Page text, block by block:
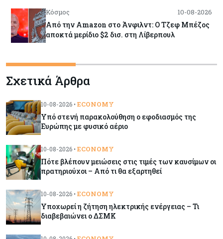
Κόσμος 10-08-2026
Από την Amazon στο Άνφιλντ: Ο Τζεφ Μπέζος
αποκτά μερίδιο $2 δισ. στη Λίβερπουλ
Ενέργεια 10-08-2026
Πότε βλέπουν μειώσεις στις τιμές των
καυσίμων οι πρατηριούχοι – Από τι θα εξαρτηθεί
Κύπρος 10-08-2026
Με το πόδι στο γκάζι οι άδειες οικοδομής -
Κόσμος
Έλον Μασκ και το μέλλον της Tesla
Σχετικά Άρθρα
10-08-2026 • ECONOMY
Υπό στενή παρακολούθηση ο εφοδιασμός της
Ευρώπης με φυσικό αέριο
10-08-2026 • ECONOMY
Πότε βλέπουν μειώσεις στις τιμές των καυσίμων οι
πρατηριούχοι – Από τι θα εξαρτηθεί
10-08-2026 • ECONOMY
Υποχωρεί η ζήτηση ηλεκτρικής ενέργειας – Τι
διαβεβαιώνει ο ΔΣΜΚ